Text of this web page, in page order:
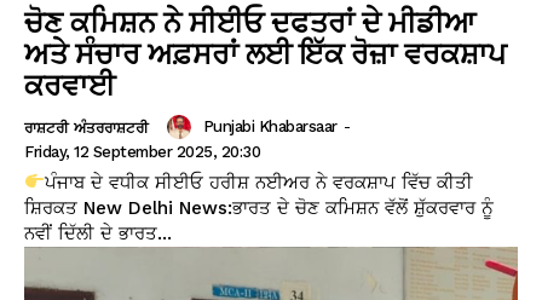
ਚੋਣ ਕਮਿਸ਼ਨ ਨੇ ਸੀਈਓ ਦਫਤਰਾਂ ਦੇ ਮੀਡੀਆ
ਅਤੇ ਸੰਚਾਰ ਅਫ਼ਸਰਾਂ ਲਈ ਇੱਕ ਰੋਜ਼ਾ ਵਰਕਸ਼ਾਪ
ਕਰਵਾਈ
ਰਾਸ਼ਟਰੀ ਅੰਤਰਰਾਸ਼ਟਰੀ Punjabi Khabarsaar -
Friday, 12 September 2025, 20:30
ਪੰਜਾਬ ਦੇ ਵਧੀਕ ਸੀਈਓ ਹਰੀਸ਼ ਨਈਅਰ ਨੇ ਵਰਕਸ਼ਾਪ ਵਿੱਚ ਕੀਤੀ
ਸ਼ਿਰਕਤ New Delhi News:ਭਾਰਤ ਦੇ ਚੋਣ ਕਮਿਸ਼ਨ ਵੱਲੋਂ ਸ਼ੁੱਕਰਵਾਰ ਨੂੰ
ਨਵੀਂ ਦਿੱਲੀ ਦੇ ਭਾਰਤ...